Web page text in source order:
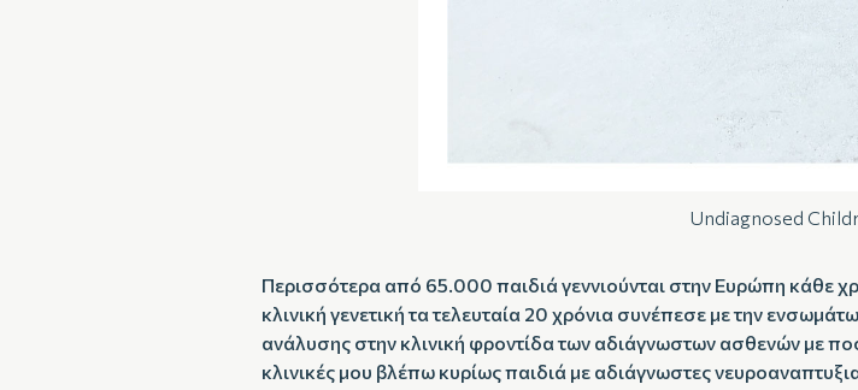
Undiagnosed
Περισσότερα από 65.000 παιδιά γεννιούνται στην Ευρώπη κάθε
κλινική γενετική τα τελευταία 20 χρόνια συνέπεσε με την
ανάλυσης στην κλινική φροντίδα των αδιάγνωστων ασθενών με
κλινικές μου βλέπω κυρίως παιδιά με αδιάγνωστες